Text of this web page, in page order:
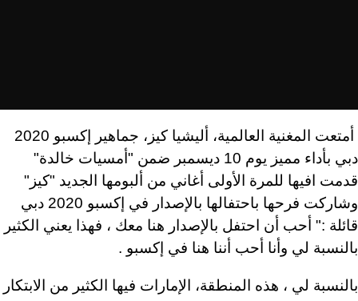
أمتعت المغنية العالمية، أليشيا كيز، جماهير إكسبو 2020
دبي بأداء مميز يوم 10 ديسمبر ضمن "أمسيات خالدة"
قدمت افيها للمرة الأولى أغاني من ألبومها الجديد "كيز"
وشاركت فرحها باحتفالها بالإصدار في إكسبو 2020 دبي
قائلة :" أحب أن احتفل بالإصدار هنا معك ، فهذا يعني الكثير
بالنسبة لي وأنا أحب أننا هنا في إكسبو .
بالنسبة لي ، هذه المنطقة، الإمارات فيها الكثير من الابتكار